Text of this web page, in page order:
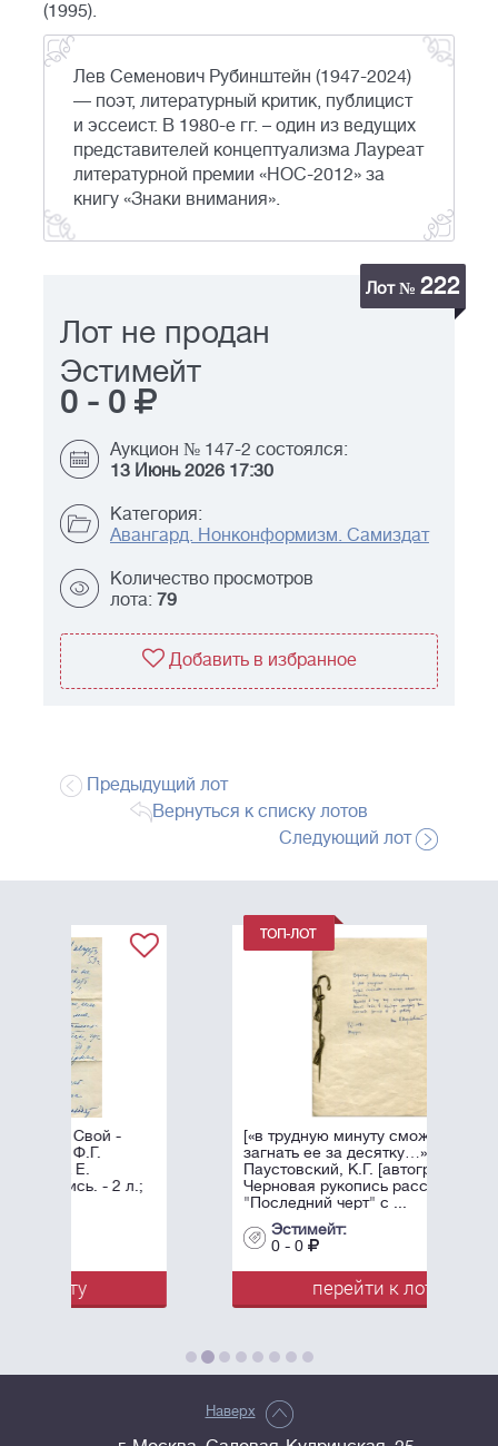
(1995).
Лев Семенович Рубинштейн (1947-2024)
— поэт, литературный критик, публицист
и эссеист. В 1980-е гг. – один из ведущих
представителей концептуализма Лауреат
литературной премии «НОС-2012» за
книгу «Знаки внимания».
Лот № 222
Лот не продан
Эстимейт
0 - 0
Аукцион № 147-2 состоялся:
13 Июнь 2026 17:30
Категория:
Авангард. Нонконформизм. Самиздат
Количество просмотров
лота: 79
Добавить в избранное
Предыдущий лот
Вернуться к списку лотов
Следующий лот
[«в трудную минуту сможете
загнать ее за десятку…»]
Паустовский, К.Г. [автограф].
Черновая рукопись рассказа
"Последний черт" с ...
перейти к лоту
Наверх